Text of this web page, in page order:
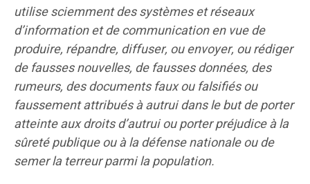
utilise sciemment des systèmes et réseaux
d’information et de communication en vue de
produire, répandre, diffuser, ou envoyer, ou rédiger
de fausses nouvelles, de fausses données, des
rumeurs, des documents faux ou falsifiés ou
faussement attribués à autrui dans le but de porter
atteinte aux droits d’autrui ou porter préjudice à la
sûreté publique ou à la défense nationale ou de
semer la terreur parmi la population.